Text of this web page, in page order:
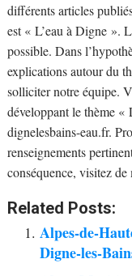
différents articles
est « L’eau à Digne ».
possible. Dans
explications autour du
solliciter notre équipe.
développant le thème «
dignelesbains-eau.fr.
renseignements
conséquence, visitez
Related Posts:
Alpes-de-
Digne-les-